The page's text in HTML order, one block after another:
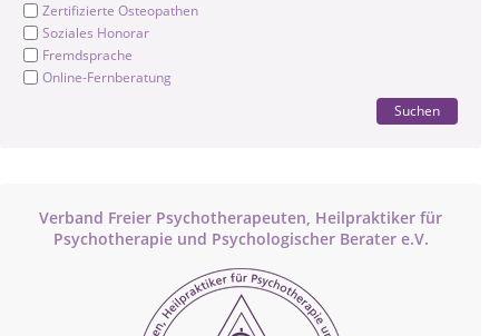
Zertifizierte Osteopathen
Soziales Honorar
Fremdsprache
Online-Fernberatung
Suchen
Verband Freier Psychotherapeuten, Heilpraktiker für
Psychotherapie und Psychologischer Berater e.V.